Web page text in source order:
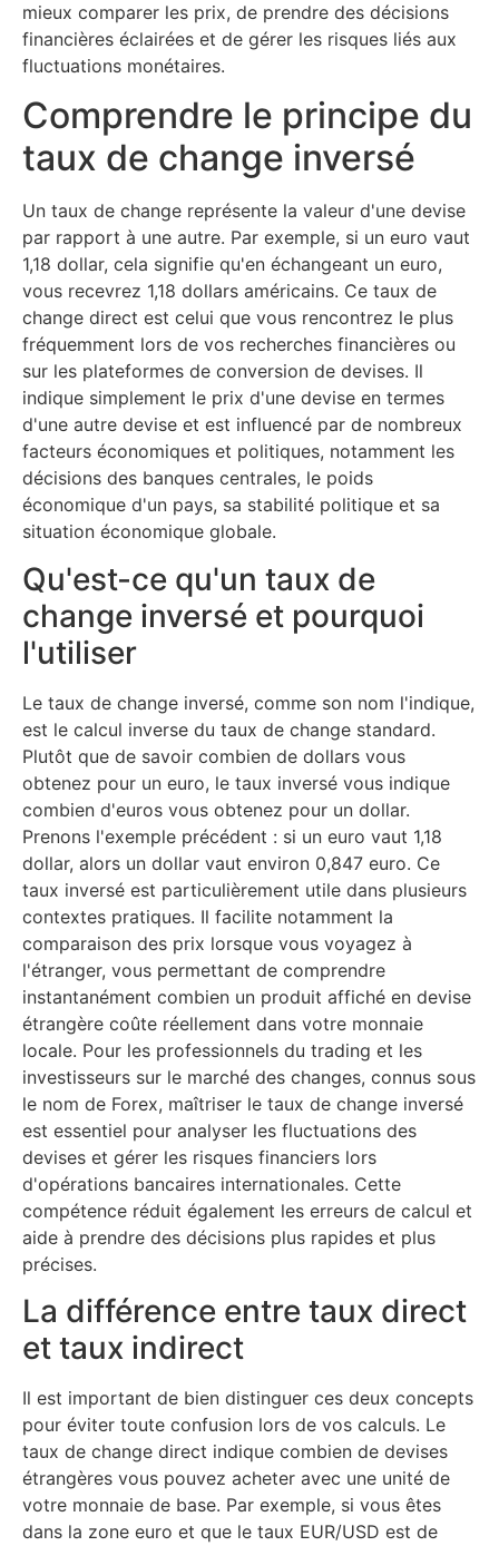
mieux comparer les prix, de prendre des décisions
financières éclairées et de gérer les risques liés aux
fluctuations monétaires.
Comprendre le principe du
taux de change inversé
Un taux de change représente la valeur d'une devise
par rapport à une autre. Par exemple, si un euro vaut
1,18 dollar, cela signifie qu'en échangeant un euro,
vous recevrez 1,18 dollars américains. Ce taux de
change direct est celui que vous rencontrez le plus
fréquemment lors de vos recherches financières ou
sur les plateformes de conversion de devises. Il
indique simplement le prix d'une devise en termes
d'une autre devise et est influencé par de nombreux
facteurs économiques et politiques, notamment les
décisions des banques centrales, le poids
économique d'un pays, sa stabilité politique et sa
situation économique globale.
Qu'est-ce qu'un taux de
change inversé et pourquoi
l'utiliser
Le taux de change inversé, comme son nom l'indique,
est le calcul inverse du taux de change standard.
Plutôt que de savoir combien de dollars vous
obtenez pour un euro, le taux inversé vous indique
combien d'euros vous obtenez pour un dollar.
Prenons l'exemple précédent : si un euro vaut 1,18
dollar, alors un dollar vaut environ 0,847 euro. Ce
taux inversé est particulièrement utile dans plusieurs
contextes pratiques. Il facilite notamment la
comparaison des prix lorsque vous voyagez à
l'étranger, vous permettant de comprendre
instantanément combien un produit affiché en devise
étrangère coûte réellement dans votre monnaie
locale. Pour les professionnels du trading et les
investisseurs sur le marché des changes, connus sous
le nom de Forex, maîtriser le taux de change inversé
est essentiel pour analyser les fluctuations des
devises et gérer les risques financiers lors
d'opérations bancaires internationales. Cette
compétence réduit également les erreurs de calcul et
aide à prendre des décisions plus rapides et plus
précises.
La différence entre taux direct
et taux indirect
Il est important de bien distinguer ces deux concepts
pour éviter toute confusion lors de vos calculs. Le
taux de change direct indique combien de devises
étrangères vous pouvez acheter avec une unité de
votre monnaie de base. Par exemple, si vous êtes
dans la zone euro et que le taux EUR/USD est de